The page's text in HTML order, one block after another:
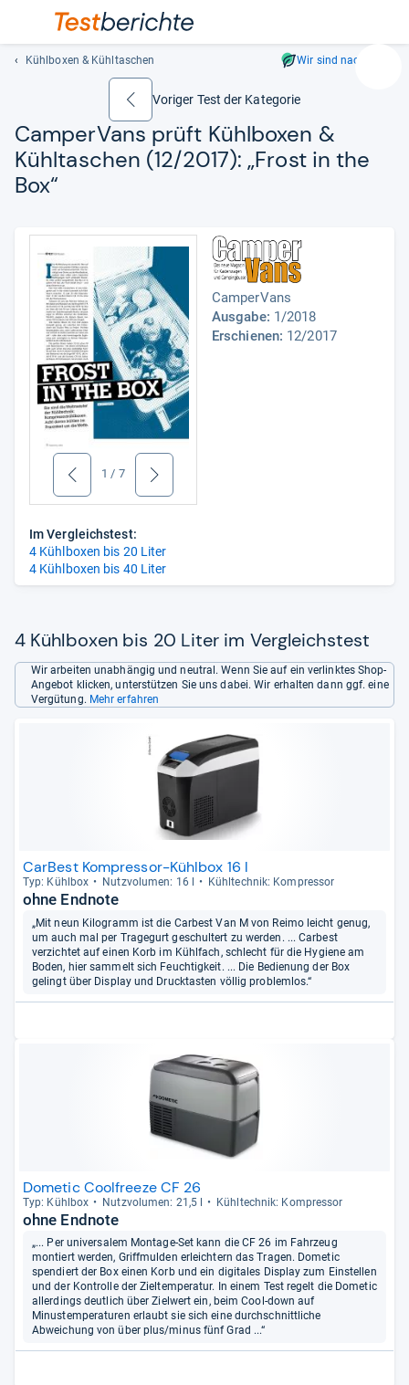
drei
Kühlboxen & Kühltaschen Wir sind nachhaltig
Cam­per­Vans prüft Kühl­bo­xen &
Kühl­ta­schen (12/2017): „Frost in the
Box“
zurück Voriger Test der Kategorie
zurück 1 / 7 weiter
CamperVans
Ausgabe: 1/2018
Erschienen: 12/2017
Im Vergleichstest:
4 Kühlboxen bis 20 Liter
4 Kühlboxen bis 40 Liter
4 Kühlboxen bis 20 Liter im Vergleichstest
Wir arbeiten unabhängig und neutral. Wenn Sie auf ein verlinktes Shop-
Angebot klicken, unterstützen Sie uns dabei. Wir erhalten dann ggf. eine
Vergütung. Mehr erfahren
CarBest Kompressor-Kühlbox 16 l
Typ: Kühl­box Nutz­vo­lu­men: 16 l Kühl­tech­nik: Kom­pres­sor
ohne Endnote
„Mit neun Kilogramm ist die Carbest Van M von Reimo leicht genug,
um auch mal per Tragegurt geschultert zu werden. ... Carbest
verzichtet auf einen Korb im Kühlfach, schlecht für die Hygiene am
Boden, hier sammelt sich Feuchtigkeit. ... Die Bedienung der Box
gelingt über Display und Drucktasten völlig problemlos.“
Dometic Coolfreeze CF 26
Typ: Kühl­box Nutz­vo­lu­men: 21,5 l Kühl­tech­nik: Kom­pres­sor
ohne Endnote
„... Per universalem Montage-Set kann die CF 26 im Fahrzeug
montiert werden, Griffmulden erleichtern das Tragen. Dometic
spendiert der Box einen Korb und ein digitales Display zum Einstellen
und der Kontrolle der Zieltemperatur. In einem Test regelt die Dometic
allerdings deutlich über Zielwert ein, beim Cool-down auf
Minustemperaturen erlaubt sie sich eine durchschnittliche
Abweichung von über plus/minus fünf Grad ...“